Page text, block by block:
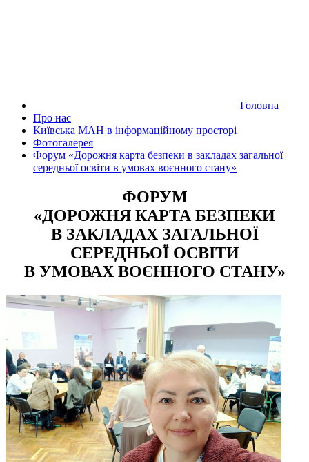
Головна
Про нас
Київська МАН в інформаційному просторі
Фотогалерея
Форум «Дорожня карта безпеки в закладах загальної
середньої освіти в умовах воєнного стану»
ФОРУМ
«ДОРОЖНЯ КАРТА БЕЗПЕКИ
В ЗАКЛАДАХ ЗАГАЛЬНОЇ
СЕРЕДНЬОЇ ОСВІТИ
В УМОВАХ ВОЄННОГО СТАНУ»